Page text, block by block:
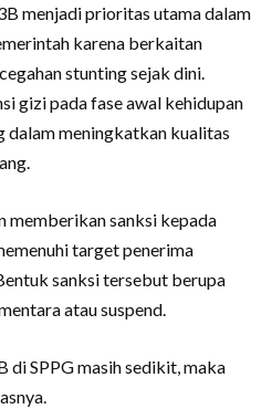
menjadi prioritas utama dalam
karena berkaitan
stunting sejak dini.
gizi pada fase awal kehidupan
meningkatkan kualitas
memberikan sanksi kepada
target penerima
sanksi tersebut berupa
atau suspend.
di SPPG masih sedikit, maka